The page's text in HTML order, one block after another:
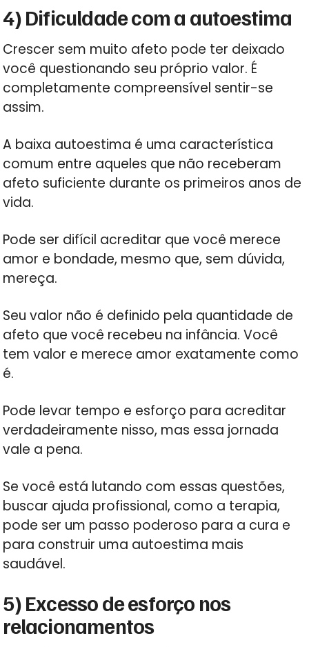
4) Dificuldade com a autoestima
Crescer sem muito afeto pode ter deixado
você questionando seu próprio valor. É
completamente compreensível sentir-se
assim.
A baixa autoestima é uma característica
comum entre aqueles que não receberam
afeto suficiente durante os primeiros anos de
vida.
Pode ser difícil acreditar que você merece
amor e bondade, mesmo que, sem dúvida,
mereça.
Seu valor não é definido pela quantidade de
afeto que você recebeu na infância. Você
tem valor e merece amor exatamente como
é.
Pode levar tempo e esforço para acreditar
verdadeiramente nisso, mas essa jornada
vale a pena.
Se você está lutando com essas questões,
buscar ajuda profissional, como a terapia,
pode ser um passo poderoso para a cura e
para construir uma autoestima mais
saudável.
5) Excesso de esforço nos
relacionamentos